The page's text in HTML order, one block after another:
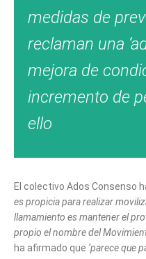
medidas de
reclaman una
mejora de
incremento de
ello
El colectivo Ados Consenso
es propicia para realizar
llamamiento es mantener el
propio el nombre del
ha afirmado que ‘parece que